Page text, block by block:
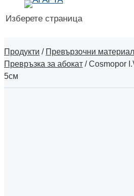
Изберете страница
Продукти / Превързочни
Превръзка за абокат /Cosmopor
5см